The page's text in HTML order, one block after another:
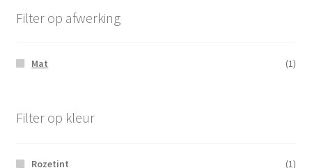
Filter op afwerking
Mat (1)
Filter op kleur
Rozetint (1)